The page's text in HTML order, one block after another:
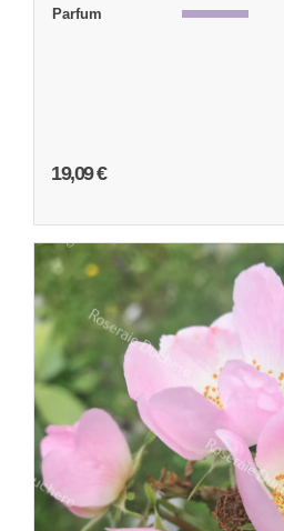
Parfum
19,09 €